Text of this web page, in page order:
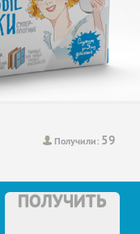
Получили: 59
ПОЛУЧИТЬ